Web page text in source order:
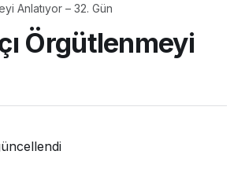
Anlatıyor – 32. Gün
Örgütlenmeyi